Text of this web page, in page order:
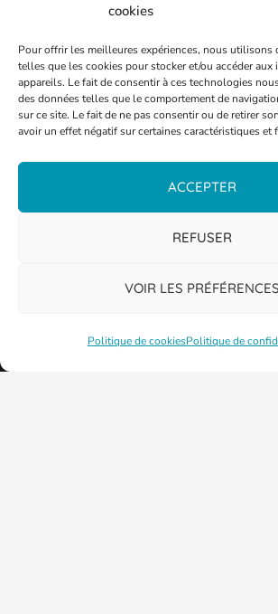
cookies
Pour offrir les meilleures expériences, nous utilisons
telles que les cookies pour stocker et/ou accéder aux
appareils. Le fait de consentir à ces technologies
des données telles que le comportement de
sur ce site. Le fait de ne pas consentir ou de retirer
avoir un effet négatif sur certaines caractéristiques et
ACCEPTER
REFUSER
VOIR LES PRÉFÉRENCES
Politique de cookiesPolitique de
PLAN DE LA VILLE